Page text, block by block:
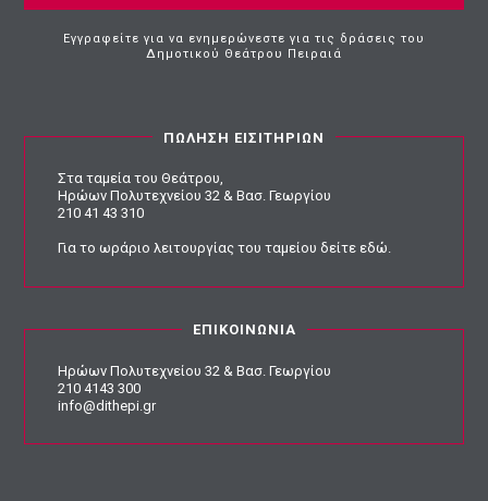
Εγγραφείτε για να ενημερώνεστε για τις δράσεις του
Δημοτικού Θεάτρου Πειραιά
ΠΩΛΗΣΗ ΕΙΣΙΤΗΡΙΩΝ
Στα ταμεία του Θεάτρου,
Ηρώων Πολυτεχνείου 32 & Βασ. Γεωργίου
210 41 43 310
Για το ωράριο λειτουργίας του ταμείουδείτε εδώ.
ΕΠΙΚΟΙΝΩΝΙΑ
Ηρώων Πολυτεχνείου 32 & Βασ. Γεωργίου
210 4143 300
info@dithepi.gr